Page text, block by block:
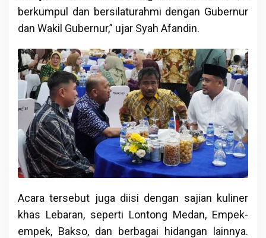
berkumpul dan bersilaturahmi dengan Gubernur
dan Wakil Gubernur,” ujar Syah Afandin.
Acara tersebut juga diisi dengan sajian kuliner
khas Lebaran, seperti Lontong Medan, Empek-
empek, Bakso, dan berbagai hidangan lainnya.